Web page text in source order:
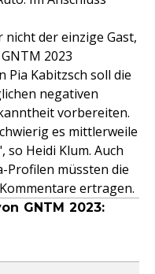
der einzige Gast,
2023
Pia Kabitzsch soll die
negativen
vorbereiten.
es mittlerweile
so Heidi Klum. Auch
Profilen müssten die
ertragen.
GNTM 2023: